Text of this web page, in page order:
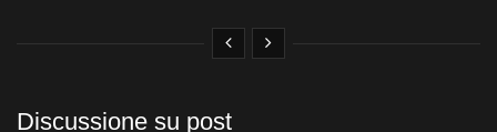
Discussione su post